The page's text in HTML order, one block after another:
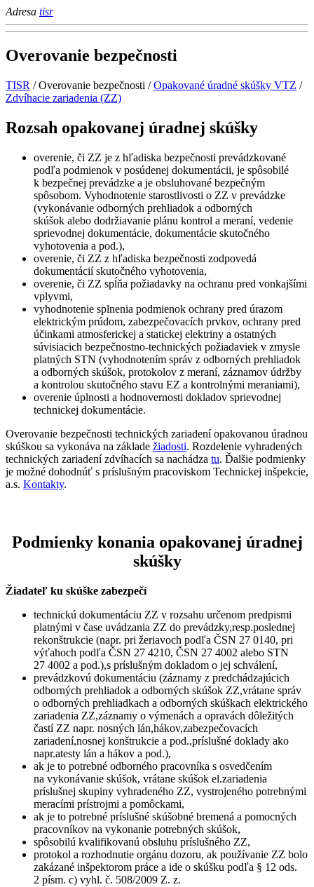
Adresa tisr
Overovanie bezpečnosti
TISR /Overovanie bezpečnosti / Opakované úradné skúšky VTZ /
Zdvíhacie zariadenia (ZZ)
Rozsah opakovanej úradnej skúšky
overenie, či ZZ je z hľadiska bezpečnosti prevádzkované
podľa podmienok v posúdenej dokumentácii, je spôsobilé
k bezpečnej prevádzke a je obsluhované bezpečným
spôsobom. Vyhodnotenie starostlivosti o ZZ v prevádzke
(vykonávanie odborných prehliadok a odborných
skúšok alebo dodržiavanie plánu kontrol a meraní, vedenie
sprievodnej dokumentácie, dokumentácie skutočného
vyhotovenia a pod.),
overenie, či ZZ z hľadiska bezpečnosti zodpovedá
dokumentácií skutočného vyhotovenia,
overenie, či ZZ spĺňa požiadavky na ochranu pred vonkajšími
vplyvmi,
vyhodnotenie splnenia podmienok ochrany pred úrazom
elektrickým prúdom, zabezpečovacích prvkov, ochrany pred
účinkami atmosferickej a statickej elektriny a ostatných
súvisiacich bezpečnostno-technických požiadaviek v zmysle
platných STN (vyhodnotením správ z odborných prehliadok
a odborných skúšok, protokolov z meraní, záznamov údržby
a kontrolou skutočného stavu EZ a kontrolnými meraniami),
overenie úplnosti a hodnovernosti dokladov sprievodnej
technickej dokumentácie.
Overovanie bezpečnosti technických zariadení opakovanou úradnou
skúškou sa vykonáva na základe žiadosti. Rozdelenie vyhradených
technických zariadení zdvíhacích sa nachádza tu. Ďalšie podmienky
je možné dohodnúť s príslušným pracoviskom Technickej inšpekcie,
a.s. Kontakty.
Podmienky konania opakovanej úradnej
skúšky
Žiadateľ ku skúške zabezpečí
technickú dokumentáciu ZZ v rozsahu určenom predpismi
platnými v čase uvádzania ZZ do prevádzky,resp.poslednej
rekonštrukcie (napr. pri žeriavoch podľa ČSN 27 0140, pri
výťahoch podľa ČSN 27 4210, ČSN 27 4002 alebo STN
27 4002 a pod.),s príslušným dokladom o jej schválení,
prevádzkovú dokumentáciu (záznamy z predchádzajúcich
odborných prehliadok a odborných skúšok ZZ,vrátane správ
o odborných prehliadkach a odborných skúškach elektrického
zariadenia ZZ,záznamy o výmenách a opravách dôležitých
častí ZZ napr. nosných lán,hákov,zabezpečovacích
zariadení,nosnej konštrukcie a pod.,príslušné doklady ako
napr.atesty lán a hákov a pod.),
ak je to potrebné odborného pracovníka s osvedčením
na vykonávanie skúšok, vrátane skúšok el.zariadenia
príslušnej skupiny vyhradeného ZZ, vystrojeného potrebnými
meracími prístrojmi a pomôckami,
ak je to potrebné príslušné skúšobné bremená a pomocných
pracovníkov na vykonanie potrebných skúšok,
spôsobilú kvalifikovanú obsluhu príslušného ZZ,
protokol a rozhodnutie orgánu dozoru, ak používanie ZZ bolo
zakázané inšpektorom práce a ide o skúšku podľa § 12 ods.
2 písm. c) vyhl. č. 508/2009 Z. z.